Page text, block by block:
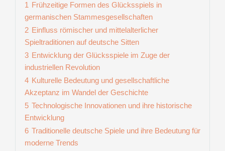
1 Frühzeitige Formen des Glücksspiels in
germanischen Stammesgesellschaften
2 Einfluss römischer und mittelalterlicher
Spieltraditionen auf deutsche Sitten
3 Entwicklung der Glücksspiele im Zuge der
industriellen Revolution
4 Kulturelle Bedeutung und gesellschaftliche
Akzeptanz im Wandel der Geschichte
5 Technologische Innovationen und ihre historische
Entwicklung
6 Traditionelle deutsche Spiele und ihre Bedeutung für
moderne Trends